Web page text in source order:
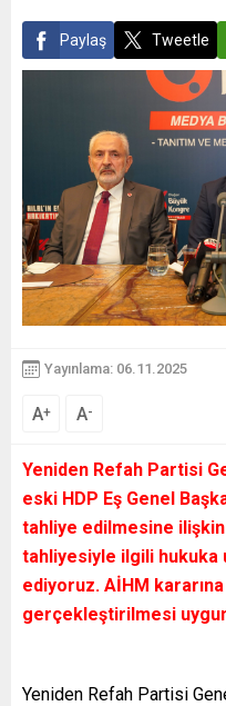
Paylaş Tweetle
Yayınlama: 06.11.2025
A+ A-
Yeniden Refah Partisi
eski HDP Eş Genel
tahliye edilmesine ilişkin
tahliyesiyle ilgili hukuka
ediyoruz. AİHM
gerçekleştirilmesi
Yeniden Refah Partisi